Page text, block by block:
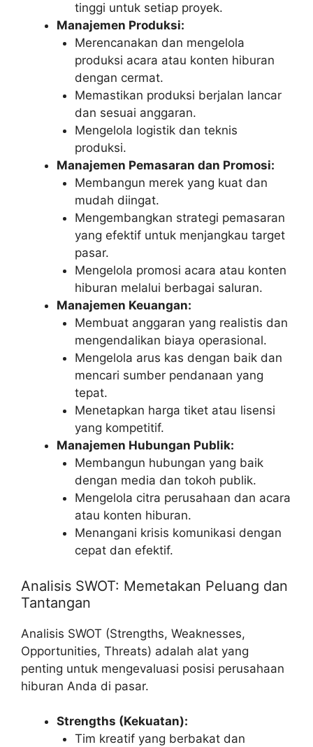
tinggi untuk setiap proyek.
Manajemen Produksi:
Merencanakan dan mengelola
produksi acara atau konten hiburan
dengan cermat.
Memastikan produksi berjalan lancar
dan sesuai anggaran.
Mengelola logistik dan teknis
produksi.
Manajemen Pemasaran dan Promosi:
Membangun merek yang kuat dan
mudah diingat.
Mengembangkan strategi pemasaran
yang efektif untuk menjangkau target
pasar.
Mengelola promosi acara atau konten
hiburan melalui berbagai saluran.
Manajemen Keuangan:
Membuat anggaran yang realistis dan
mengendalikan biaya operasional.
Mengelola arus kas dengan baik dan
mencari sumber pendanaan yang
tepat.
Menetapkan harga tiket atau lisensi
yang kompetitif.
Manajemen Hubungan Publik:
Membangun hubungan yang baik
dengan media dan tokoh publik.
Mengelola citra perusahaan dan acara
atau konten hiburan.
Menangani krisis komunikasi dengan
cepat dan efektif.
Analisis SWOT: Memetakan Peluang dan
Tantangan
Analisis SWOT (Strengths, Weaknesses,
Opportunities, Threats) adalah alat yang
penting untuk mengevaluasi posisi perusahaan
hiburan Anda di pasar.
Strengths (Kekuatan):
Tim kreatif yang berbakat dan